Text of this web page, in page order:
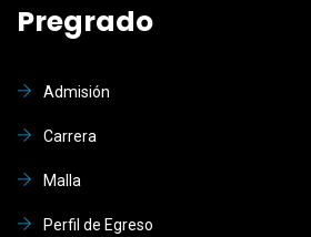
Pregrado
Admisión
Carrera
Malla
Perfil de Egreso